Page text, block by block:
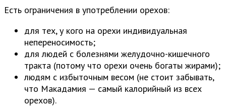
Есть ограничения в употреблении орехов:
для тех, у кого на орехи индивидуальная
непереносимость;
для людей с болезнями желудочно-кишечного
тракта (потому что орехи очень богаты жирами);
людям с избыточным весом (не стоит забывать,
что Макадамия — самый калорийный из всех
орехов).